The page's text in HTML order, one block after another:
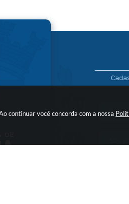
continuar você concorda com a nossa